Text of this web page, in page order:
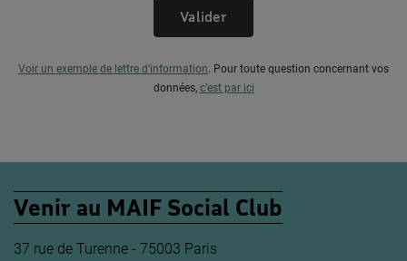
Valider
Voir un exemple de lettre d’information. Pour toute question concernant vos
données, c’est par ici
Venir au MAIF Social Club
37 rue de Turenne - 75003 Paris